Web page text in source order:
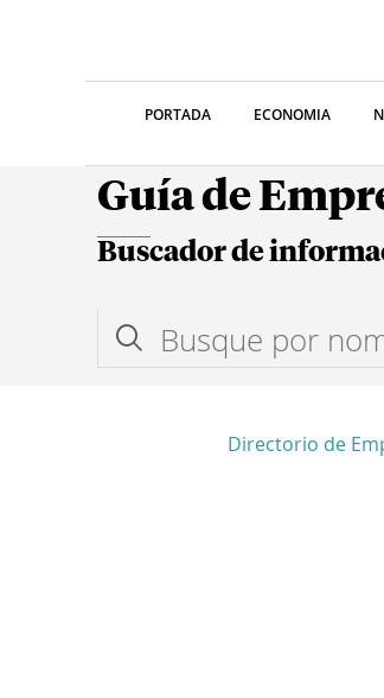
PORTADA ECONOMIA
Guía de
Buscador de
Directorio de